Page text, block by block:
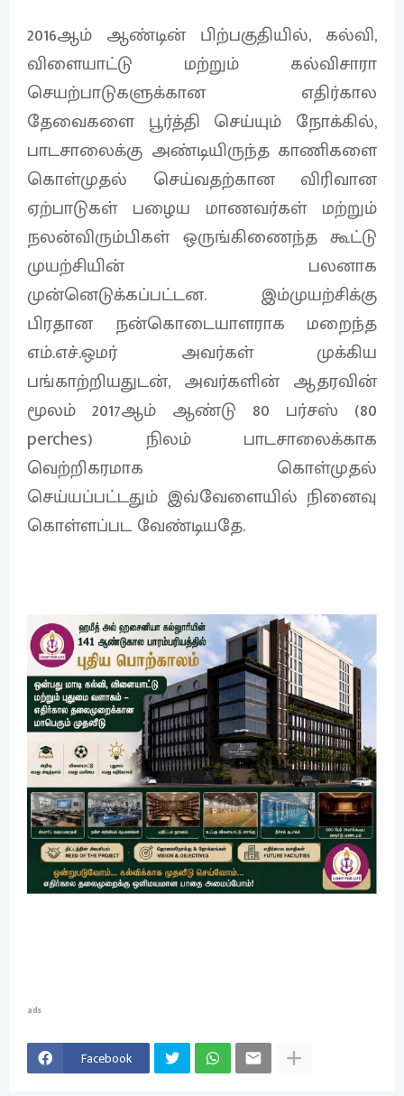
2016ஆம் ஆண்டின் பிற்பகுதியில், கல்வி,
விளையாட்டு மற்றும் கல்விசாரா
செயற்பாடுகளுக்கான எதிர்கால
தேவைகளை பூர்த்தி செய்யும் நோக்கில்,
பாடசாலைக்கு அண்டியிருந்த காணிகளை
கொள்முதல் செய்வதற்கான விரிவான
ஏற்பாடுகள் பழைய மாணவர்கள் மற்றும்
நலன்விரும்பிகள் ஒருங்கிணைந்த கூட்டு
முயற்சியின் பலனாக
முன்னெடுக்கப்பட்டன. இம்முயற்சிக்கு
பிரதான நன்கொடையாளராக மறைந்த
எம்.எச்.ஒமர் அவர்கள் முக்கிய
பங்காற்றியதுடன், அவர்களின் ஆதரவின்
மூலம் 2017ஆம் ஆண்டு 80 பர்சஸ் (80
perches) நிலம் பாடசாலைக்காக
வெற்றிகரமாக கொள்முதல்
செய்யப்பட்டதும் இவ்வேளையில் நினைவு
கொள்ளப்பட வேண்டியதே.
ads
Facebook